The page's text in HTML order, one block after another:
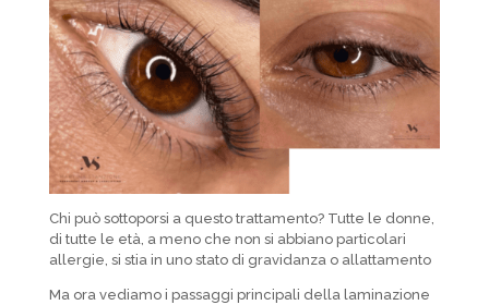
Chi può sottoporsi a questo trattamento? Tutte le donne,
di tutte le età, a meno che non si abbiano particolari
allergie, si stia in uno stato di gravidanza o allattamento
Ma ora vediamo i passaggi principali della laminazione